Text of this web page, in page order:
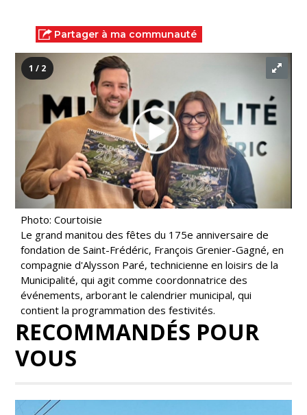
Partager à ma communauté
1 / 2
Photo: Courtoisie
Le grand manitou des fêtes du 175e anniversaire de
fondation de Saint-Frédéric, François Grenier-Gagné, en
compagnie d'Alysson Paré, technicienne en loisirs de la
Municipalité, qui agit comme coordonnatrice des
événements, arborant le calendrier municipal, qui
contient la programmation des festivités.
RECOMMANDÉS POUR
VOUS